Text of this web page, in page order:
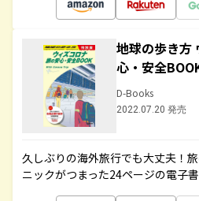
地球の歩き方
心・安全
D-Books
2022.07.20 発売
久しぶりの海外旅行でも大丈夫！
ニックがつまった24ページの電子